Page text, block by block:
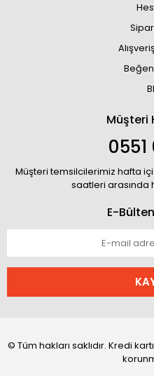
Müşteri
Müşteri temsilcilerimiz hafta
saatleri arasında
E-
© Tüm hakları saklıdır. Kredi